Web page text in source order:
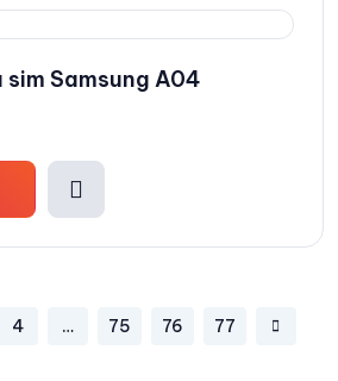
Samsung A04
4 … 75 76 77